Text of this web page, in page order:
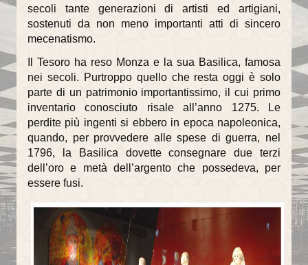
Orari delle SS.Messe
Orari del Museo e Tesoro
Celebrazioni in streaming
LA PARROCCHIA
Liturgia
Sacramenti
Eucaristia e Confermazione
Il Matrimonio
secoli tante generazioni di artisti ed artigiani,
sostenuti da non meno importanti atti di sincero
mecenatismo.
Il Tesoro ha reso Monza e la sua Basilica, famosa
nei secoli. Purtroppo quello che resta oggi è solo
parte di un patrimonio importantissimo, il cui primo
inventario conosciuto risale all’anno 1275. Le
perdite più ingenti si ebbero in epoca napoleonica,
quando, per provvedere alle spese di guerra, nel
1796, la Basilica dovette consegnare due terzi
dell’oro e metà dell’argento che possedeva, per
essere fusi.